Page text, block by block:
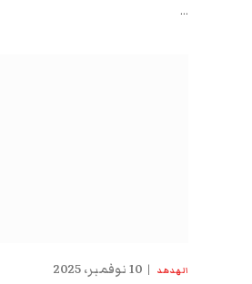
…
الهدهد 10 نوفمبر، 2025